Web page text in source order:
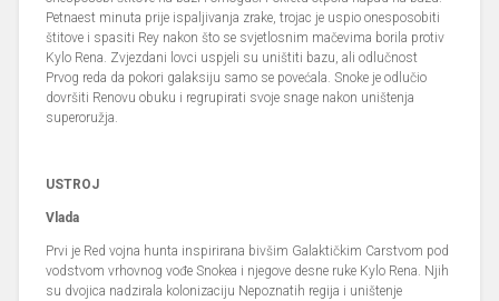
Petnaest minuta prije ispaljivanja zrake, trojac je uspio onesposobiti
štitove i spasiti Rey nakon što se svjetlosnim mačevima borila protiv
Kylo Rena. Zvjezdani lovci uspjeli su uništiti bazu, ali odlučnost
Prvog reda da pokori galaksiju samo se povećala. Snoke je odlučio
dovršiti Renovu obuku i regrupirati svoje snage nakon uništenja
superoružja.
USTROJ
Vlada
Prvi je Red vojna hunta inspirirana bivšim Galaktičkim Carstvom pod
vodstvom vrhovnog vođe Snokea i njegove desne ruke Kylo Rena. Njih
su dvojica nadzirala kolonizaciju Nepoznatih regija i uništenje